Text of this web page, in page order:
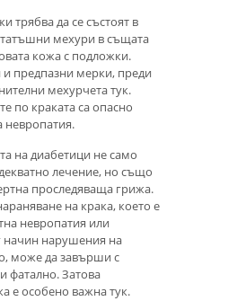
трябва да се състоят в
мехури в същата
кожа с подложки.
предпазни мерки, преди
мехурчета тук.
по краката са опасно
на диабетици не само
лечение, но също
проследяваща грижа.
на крака, което е
невропатия или
начин нарушения на
може да завърши с
фатално. Затова
е особено важна тук.